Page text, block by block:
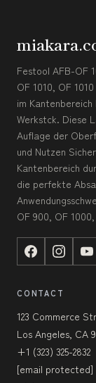
Festool AFB-OF
OF 1010, OF
im
Werkstck. Diese
Auflage der
und Nutzen
Kantenbereich
die perfekte
OF 900, OF
CONTACT
123 Commerce
Los Angeles, CA
+1 (323) 325-2832
[email protected]